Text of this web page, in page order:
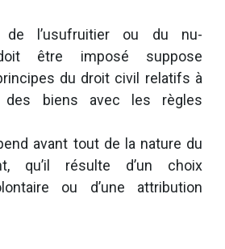
de l’usufruitier ou du nu-
être imposé suppose
du droit civil relatifs à
des biens avec les règles
avant tout de la nature du
qu’il résulte d’un choix
ou d’une attribution